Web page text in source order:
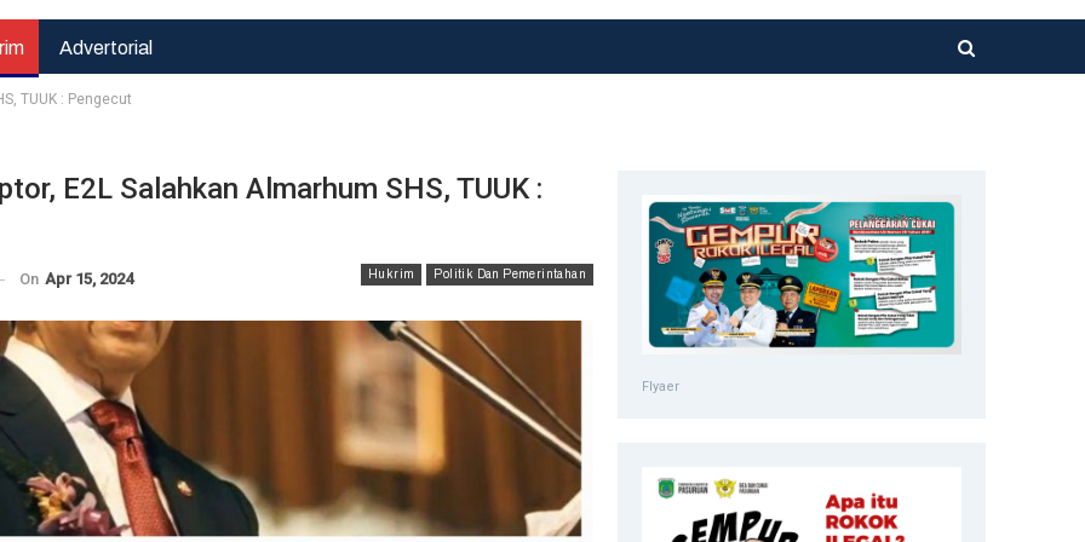
Advertorial
TUUK : Pengecut
E2L Salahkan Almarhum SHS, TUUK :
Hukrim Politik Dan Pemerintahan
On Apr 15, 2024
Flyaer
Bangun Negeri,
Bantu
Pengecoran…
Satlantas Polres
Pasuruan Kota
Urai Kemacetan